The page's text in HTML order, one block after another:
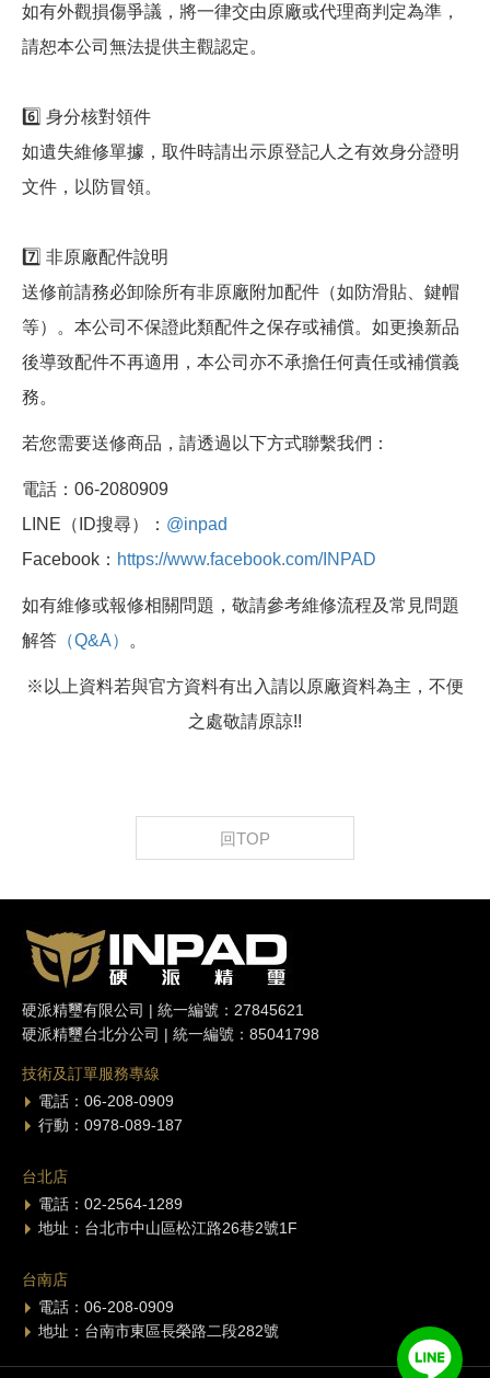
如有外觀損傷爭議，將一律交由原廠或代理商判定為準，
請恕本公司無法提供主觀認定。
6️⃣ 身分核對領件
如遺失維修單據，取件時請出示原登記人之有效身分證明
文件，以防冒領。
7️⃣ 非原廠配件說明
送修前請務必卸除所有非原廠附加配件（如防滑貼、鍵帽
等）。本公司不保證此類配件之保存或補償。如更換新品
後導致配件不再適用，本公司亦不承擔任何責任或補償義
務。
若您需要送修商品，請透過以下方式聯繫我們：
電話：06-2080909
LINE（ID搜尋）： @inpad
Facebook： https://www.facebook.com/INPAD
如有維修或報修相關問題，敬請參考維修流程及常見問題
解答 （Q&A） 。
※以上資料若與官方資料有出入請以原廠資料為主，不便
之處敬請原諒!!
回TOP
硬派精璽有限公司 | 統一編號：27845621
硬派精璽台北分公司 | 統一編號：85041798
技術及訂單服務專線
電話：06-208-0909
行動：0978-089-187
台北店
電話：02-2564-1289
地址：台北市中山區松江路26巷2號1F
台南店
電話：06-208-0909
地址：台南市東區長榮路二段282號